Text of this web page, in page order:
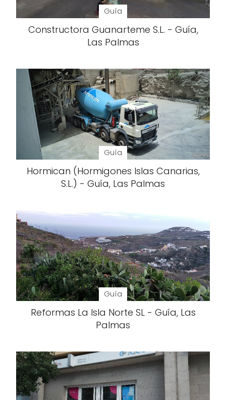
Guía
Constructora Guanarteme S.L. - Guía,
Las Palmas
Guía
Hormican (Hormigones Islas Canarias,
S.L.) - Guía, Las Palmas
Guía
Reformas La Isla Norte SL - Guía, Las
Palmas